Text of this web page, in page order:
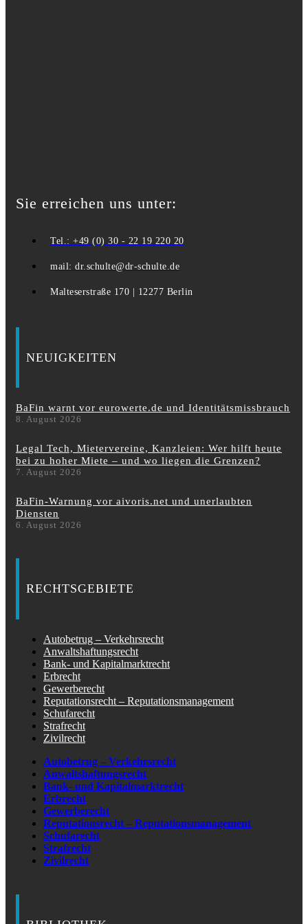
Sie erreichen uns unter:
Tel.: +49 (0) 30 - 22 19 220 20
mail: dr.schulte@dr-schulte.de
Malteserstraße 170 | 12277 Berlin
NEUIGKEITEN
BaFin warnt vor eurowerte.de und Identitätsmissbrauch
8. August 2026
Legal Tech, Mietervereine, Kanzleien: Wer hilft heute
bei zu hoher Miete – und wo liegen die Grenzen?
7. August 2026
BaFin-Warnung vor aivoris.net und unerlaubten
Diensten
6. August 2026
RECHTSGEBIETE
Autobetrug – Verkehrsrecht
Anwaltshaftungsrecht
Bank- und Kapitalmarktrecht
Erbrecht
Gewerberecht
Reputationsrecht – Reputationsmanagement
Schufarecht
Strafrecht
Zivilrecht
Autobetrug – Verkehrsrecht
Anwaltshaftungsrecht
Bank- und Kapitalmarktrecht
Erbrecht
Gewerberecht
Reputationsrecht – Reputationsmanagement
Schufarecht
Strafrecht
Zivilrecht